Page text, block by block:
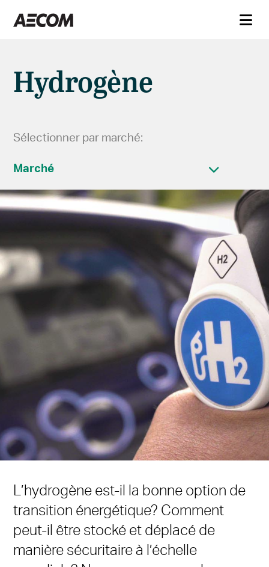
Hydrogène
Sélectionner par marché:
Marché
L’hydrogène est-il la bonne option de
transition énergétique? Comment
peut-il être stocké et déplacé de
manière sécuritaire à l’échelle